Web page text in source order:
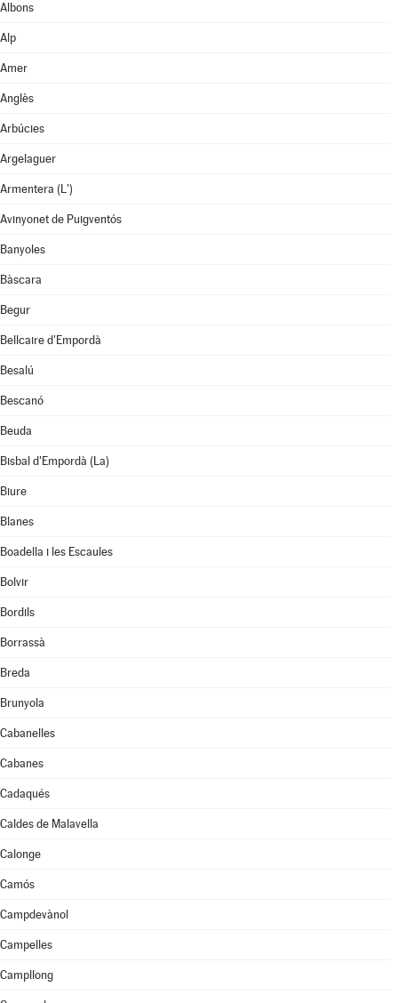
Albons
Alp
Amer
Anglès
Arbúcies
Argelaguer
Armentera (L')
Avinyonet de Puigventós
Banyoles
Bàscara
Begur
Bellcaire d'Empordà
Besalú
Bescanó
Beuda
Bisbal d'Empordà (La)
Biure
Blanes
Boadella i les Escaules
Bolvir
Bordils
Borrassà
Breda
Brunyola
Cabanelles
Cabanes
Cadaqués
Caldes de Malavella
Calonge
Camós
Campdevànol
Campelles
Campllong